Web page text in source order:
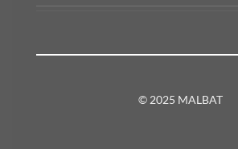
© 2025 MALBAT